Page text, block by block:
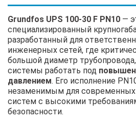
Grundfos UPS 100-30 F PN10 —
специализированный
разработанный для
инженерных сетей, где
большой диаметр
системы работать под
давлением. Его исполнение
незаменимым для
систем с высокими
безопасности.